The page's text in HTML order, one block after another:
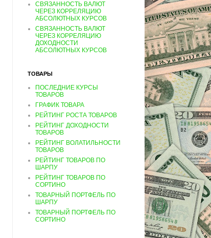
СВЯЗАННОСТЬ ВАЛЮТ
ЧЕРЕЗ КОРРЕЛЯЦИЮ
АБСОЛЮТНЫХ КУРСОВ
СВЯЗАННОСТЬ ВАЛЮТ
ЧЕРЕЗ КОРРЕЛЯЦИЮ
ДОХОДНОСТИ
АБСОЛЮТНЫХ КУРСОВ
ТОВАРЫ
ПОСЛЕДНИЕ КУРСЫ
ТОВАРОВ
ГРАФИК ТОВАРА
РЕЙТИНГ РОСТА ТОВАРОВ
РЕЙТИНГ ДОХОДНОСТИ
ТОВАРОВ
РЕЙТИНГ ВОЛАТИЛЬНОСТИ
ТОВАРОВ
РЕЙТИНГ ТОВАРОВ ПО
ШАРПУ
РЕЙТИНГ ТОВАРОВ ПО
СОРТИНО
ТОВАРНЫЙ ПОРТФЕЛЬ ПО
ШАРПУ
ТОВАРНЫЙ ПОРТФЕЛЬ ПО
СОРТИНО